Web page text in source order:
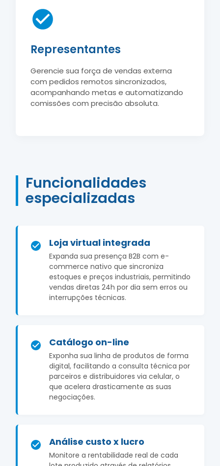
Representantes
Gerencie sua força de vendas externa
com pedidos remotos sincronizados,
acompanhando metas e automatizando
comissões com precisão absoluta.
Funcionalidades
especializadas
Loja virtual integrada
Expanda sua presença B2B com e-
commerce nativo que sincroniza
estoques e preços industriais, permitindo
vendas diretas 24h por dia sem erros ou
interrupções técnicas.
Catálogo on-line
Exponha sua linha de produtos de forma
digital, facilitando a consulta técnica por
parceiros e distribuidores via celular, o
que acelera drasticamente as suas
negociações.
Análise custo x lucro
Monitore a rentabilidade real de cada